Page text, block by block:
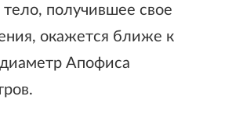
получившее свое
окажется ближе к
Апофиса